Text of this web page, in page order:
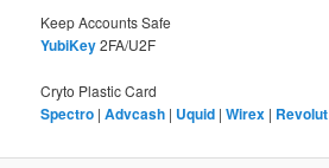
Keep Accounts Safe
YubiKey2FA/U2F
Cryto Plastic Card
Spectro |Advcash | Uquid |Wirex | Revolut